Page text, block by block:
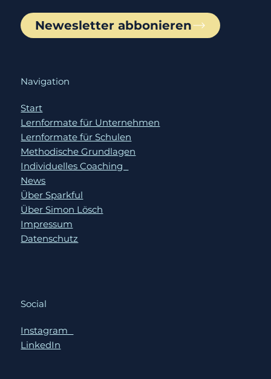
Newesletter abbonieren
Navigation
Start
Lernformate für Unternehmen
Lernformate für Schulen
Methodische Grundlagen
Individuelles Coaching
News
Über Sparkful
Über Simon Lösch
Impressum
Datenschutz
Social
Instagram
LinkedIn